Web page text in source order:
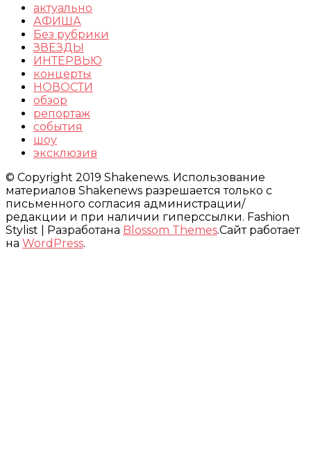
актуально
АФИША
Без рубрики
ЗВЕЗДЫ
ИНТЕРВЬЮ
концерты
НОВОСТИ
обзор
репортаж
события
шоу
эксклюзив
© Copyright 2019 Shakenews. Использование
материалов Shakenews разрешается только с
письменного согласия администрации/
редакции и при наличии гиперссылки. Fashion
Stylist | Разработана Blossom Themes.Сайт работает
на WordPress.